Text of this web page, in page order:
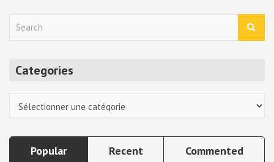
Categories
Popular Recent Commented